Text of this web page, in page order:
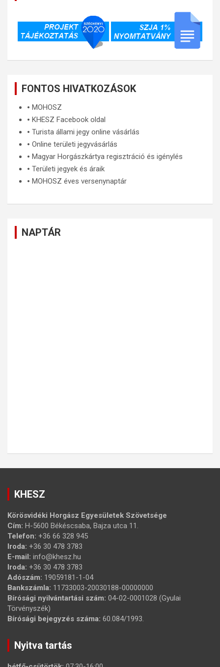
FONTOS HIVATKOZÁSOK
🞄 MOHOSZ
🞄 KHESZ Facebook oldal
🞄 Turista állami jegy online vásárlás
🞄 Online területi jegyvásárlás
🞄 Magyar Horgászkártya regisztráció és igénylés
🞄 Területi jegyek és áraik
🞄 MOHOSZ éves versenynaptár
NAPTÁR
KHESZ
Körösvidéki Horgász Egyesületek Szövetsége
Cím: H-5600 Békéscsaba, Bajza utca 11.
Telefon: +36 66 328 945
Iroda: +36 30 478 3783
E-mail: info@khesz.hu
Iroda: +36 30 478 3783
Adószám: 19059181-1-04
Bankszámla: 11733003-20030188-00000000
Bírósági nyilvántartási szám: 04-02-0001028 (Gyulai
Törvényszék)
Bírósági bejegyzés száma: 60.084/1993.
Nyitva tartás